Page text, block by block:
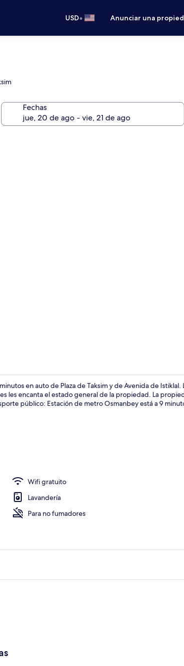
USD• Anunciar una
Fechas
en auto de Plaza de Taksim y de Avenida de Istiklal.
les encanta el estado general de la propiedad. La
público: Estación de metro Osmanbey está a 9
Wifi gratuito
Lavandería
Para no fumadores